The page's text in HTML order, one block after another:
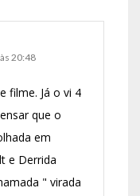
20:48
filme. Já o vi 4
que o
em
e Derrida
" virada